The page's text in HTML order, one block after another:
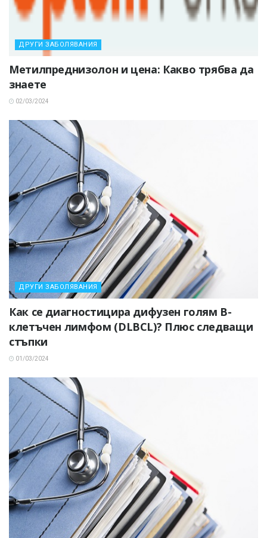
ДРУГИ ЗАБОЛЯВАНИЯ
Метилпреднизолон и цена: Какво трябва да
знаете
02/03/2024
ДРУГИ ЗАБОЛЯВАНИЯ
Как се диагностицира дифузен голям В-
клетъчен лимфом (DLBCL)? Плюс следващи
стъпки
01/03/2024